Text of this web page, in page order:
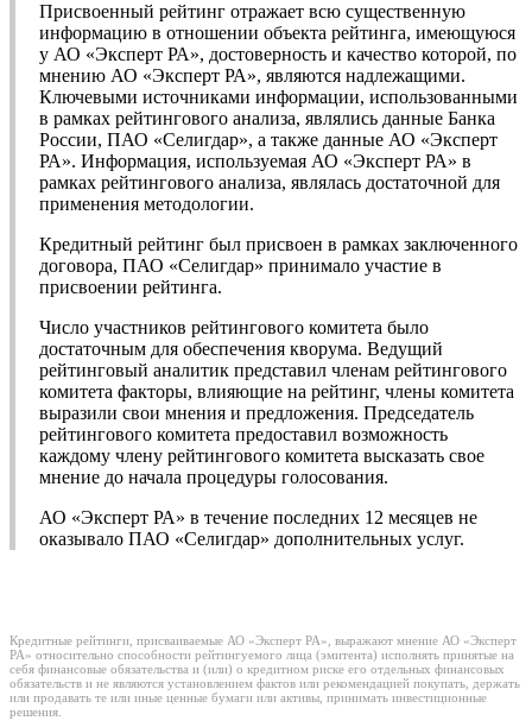
Присвоенный рейтинг отражает всю существенную
информацию в отношении объекта рейтинга, имеющуюся
у АО «Эксперт РА», достоверность и качество которой, по
мнению АО «Эксперт РА», являются надлежащими.
Ключевыми источниками информации, использованными
в рамках рейтингового анализа, являлись данные Банка
России, ПАО «Селигдар», а также данные АО «Эксперт
РА». Информация, используемая АО «Эксперт РА» в
рамках рейтингового анализа, являлась достаточной для
применения методологии.
Кредитный рейтинг был присвоен в рамках заключенного
договора, ПАО «Селигдар» принимало участие в
присвоении рейтинга.
Число участников рейтингового комитета было
достаточным для обеспечения кворума. Ведущий
рейтинговый аналитик представил членам рейтингового
комитета факторы, влияющие на рейтинг, члены комитета
выразили свои мнения и предложения. Председатель
рейтингового комитета предоставил возможность
каждому члену рейтингового комитета высказать свое
мнение до начала процедуры голосования.
АО «Эксперт РА» в течение последних 12 месяцев не
оказывало ПАО «Селигдар» дополнительных услуг.
Кредитные рейтинги, присваиваемые АО «Эксперт РА», выражают мнение АО «Эксперт
РА» относительно способности рейтингуемого лица (эмитента) исполнять принятые на
себя финансовые обязательства и (или) о кредитном риске его отдельных финансовых
обязательств и не являются установлением фактов или рекомендацией покупать, держать
или продавать те или иные ценные бумаги или активы, принимать инвестиционные
решения.